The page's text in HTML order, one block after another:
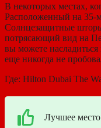
В некоторых местах,
Расположенный на 35-
Солнцезащитные
потрясающий вид на
вы можете
еще никогда не
Где: Hilton Dubai The
Лучшее место